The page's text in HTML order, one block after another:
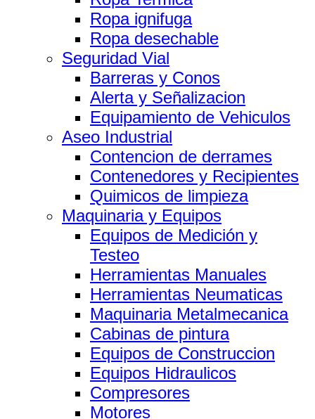
Ropa ignifuga
Ropa desechable
Seguridad Vial
Barreras y Conos
Alerta y Señalizacion
Equipamiento de Vehiculos
Aseo Industrial
Contencion de derrames
Contenedores y Recipientes
Quimicos de limpieza
Maquinaria y Equipos
Equipos de Medición y
Testeo
Herramientas Manuales
Herramientas Neumaticas
Maquinaria Metalmecanica
Cabinas de pintura
Equipos de Construccion
Equipos Hidraulicos
Compresores
Motores